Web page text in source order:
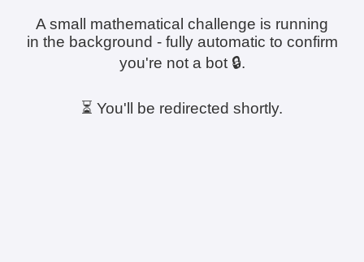
A small mathematical challenge is running
in the background - fully automatic to confirm
you're not a bot 🔒.
⏳ You'll be redirected shortly.